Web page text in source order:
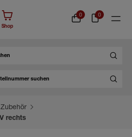
Shop
0 0
rechts